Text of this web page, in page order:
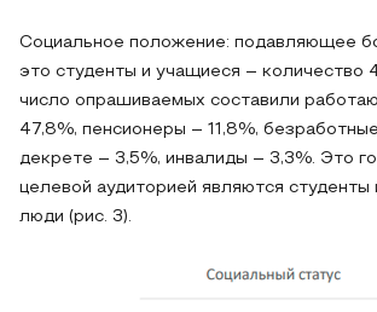
Социальное положение: подавляющее
это студенты и учащиеся – количество
число опрашиваемых составили
47,8%, пенсионеры – 11,8%,
декрете – 3,5%, инвалиды – 3,3%. Это
целевой аудиторией являются
люди (рис. 3).